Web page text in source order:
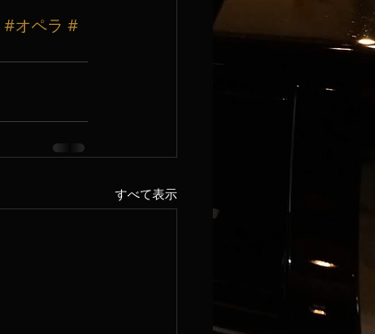
#オペラ #
すべて表示